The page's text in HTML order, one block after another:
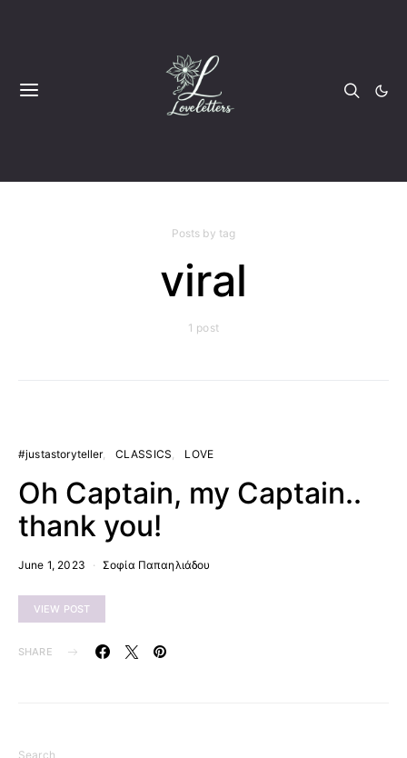
Posts by tag
viral
1 post
#justastoryteller CLASSICS LOVE
Oh Captain, my Captain..
thank you!
June 1, 2023 Σοφία Παπαηλιάδου
VIEW POST
SHARE
Search